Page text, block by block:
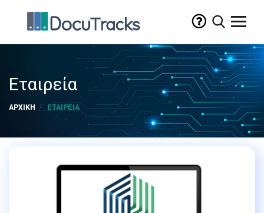
Εταιρεία
ΑΡΧΙΚΉ ΕΤΑΙΡΕΊΑ